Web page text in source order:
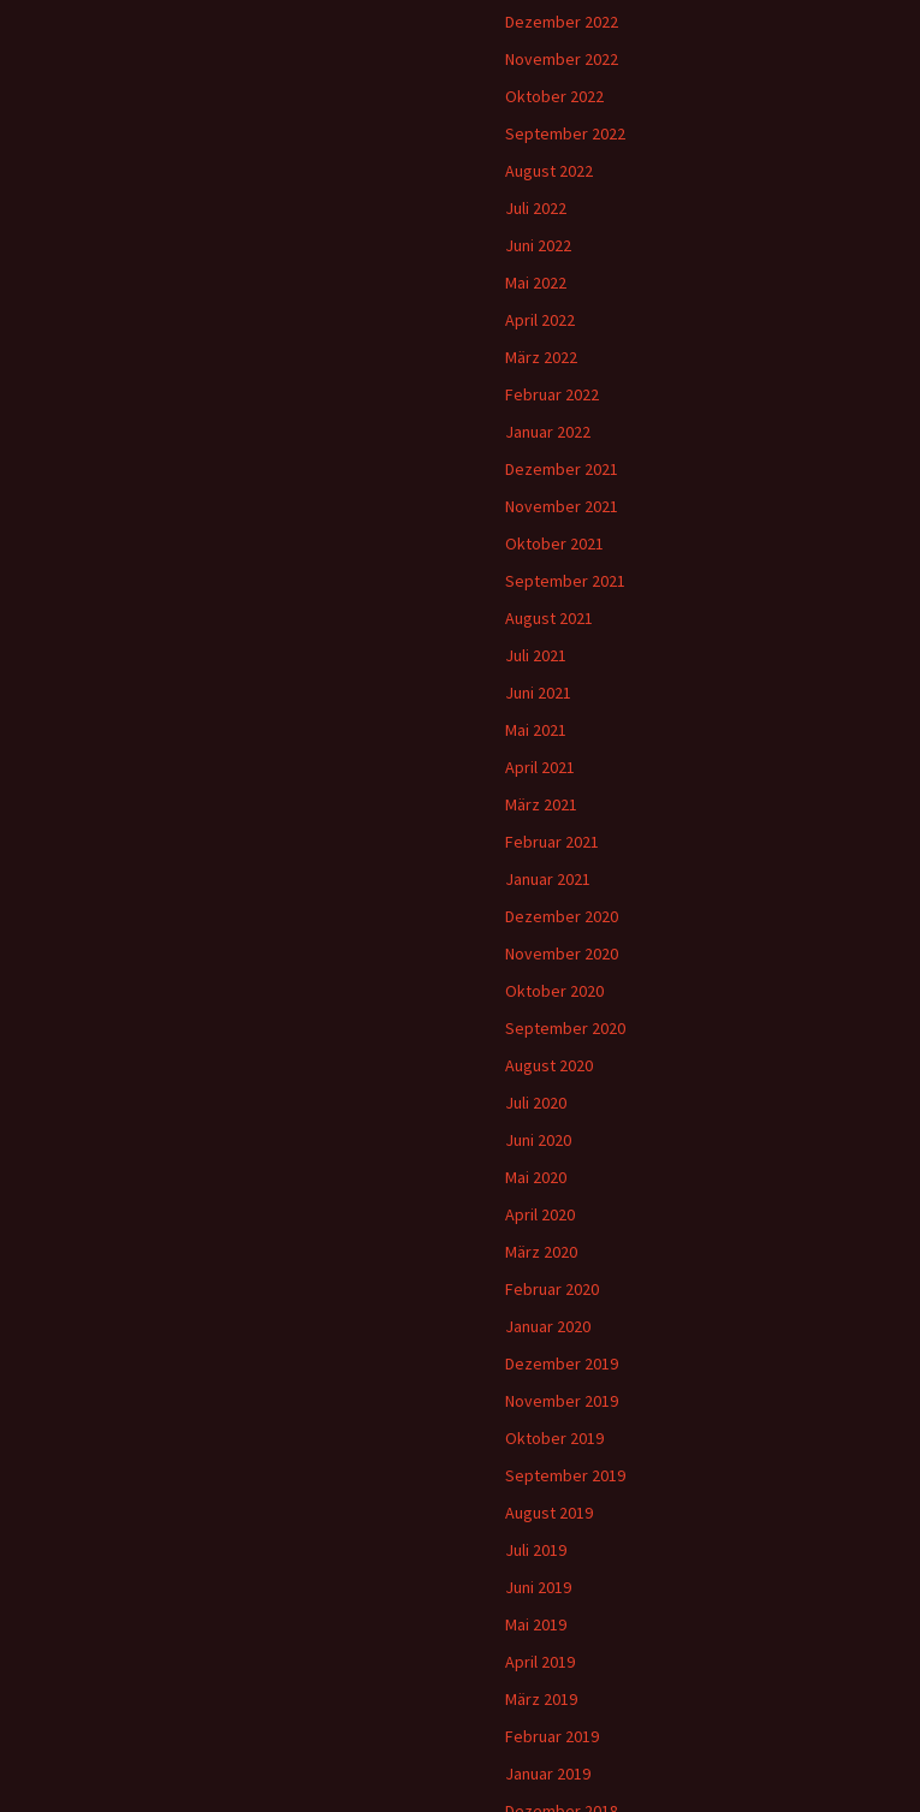
Dezember 2022
November 2022
Oktober 2022
September 2022
August 2022
Juli 2022
Juni 2022
Mai 2022
April 2022
März 2022
Februar 2022
Januar 2022
Dezember 2021
November 2021
Oktober 2021
September 2021
August 2021
Juli 2021
Juni 2021
Mai 2021
April 2021
März 2021
Februar 2021
Januar 2021
Dezember 2020
November 2020
Oktober 2020
September 2020
August 2020
Juli 2020
Juni 2020
Mai 2020
April 2020
März 2020
Februar 2020
Januar 2020
Dezember 2019
November 2019
Oktober 2019
September 2019
August 2019
Juli 2019
Juni 2019
Mai 2019
April 2019
März 2019
Februar 2019
Januar 2019